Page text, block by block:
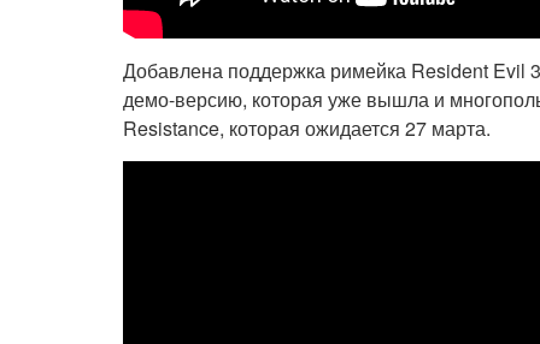
Добавлена поддержка римейка Resident Evil
демо-версию, которая уже вышла и
Resistance, которая ожидается 27 марта.